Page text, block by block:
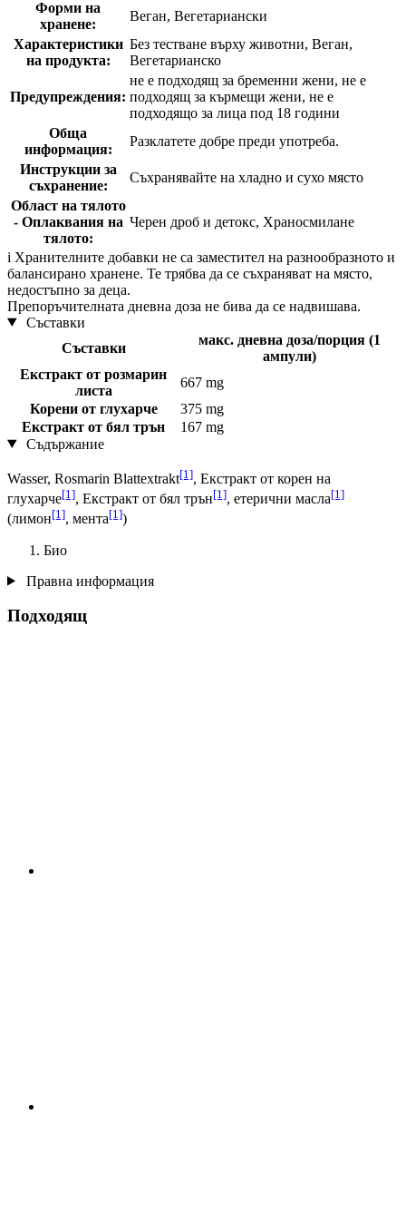
Форми на
хранене:
Веган, Вегетариански
Характеристики
на продукта:
Без тестване върху животни, Веган,
Вегетарианско
Предупреждения:
не е подходящ за бременни жени, не е
подходящ за кърмещи жени, не е
подходящо за лица под 18 години
Обща
информация:
Разклатете добре преди употреба.
Инструкции за
съхранение:
Съхранявайте на хладно и сухо място
Област на тялото
- Оплаквания на
тялото:
Черен дроб и детокс, Храносмилане
i Хранителните добавки не са заместител на разнообразното и
балансирано хранене. Те трябва да се съхраняват на място,
недостъпно за деца.
Препоръчителната дневна доза не бива да се надвишава.
Съставки
Съставки
макс. дневна доза/порция (1
ампули)
Екстракт от розмарин
листа
667 mg
Корени от глухарче
375 mg
Екстракт от бял трън
167 mg
Съдържание
Wasser, Rosmarin Blattextrakt[1], Екстракт от корен на
глухарче[1], Екстракт от бял трън[1], етерични масла[1]
(лимон[1], мента[1])
Био
Правна информация
Подходящ